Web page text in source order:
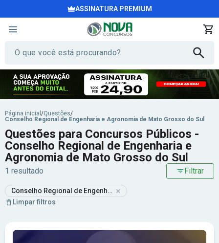
ASSINATURA PREMIUM
Página inicial /Questões/
Conselho Regional de Engenharia e Agronomia de Mato Grosso do Sul
Questões para Concursos Públicos -
Conselho Regional de Engenharia e
Agronomia de Mato Grosso do Sul
1 resultado Filtrar
Conselho Regional de Engenharia e Agronomia de Mato Grosso
×
Limpar filtros